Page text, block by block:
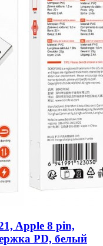
Apple 8 pin,
PD, белый